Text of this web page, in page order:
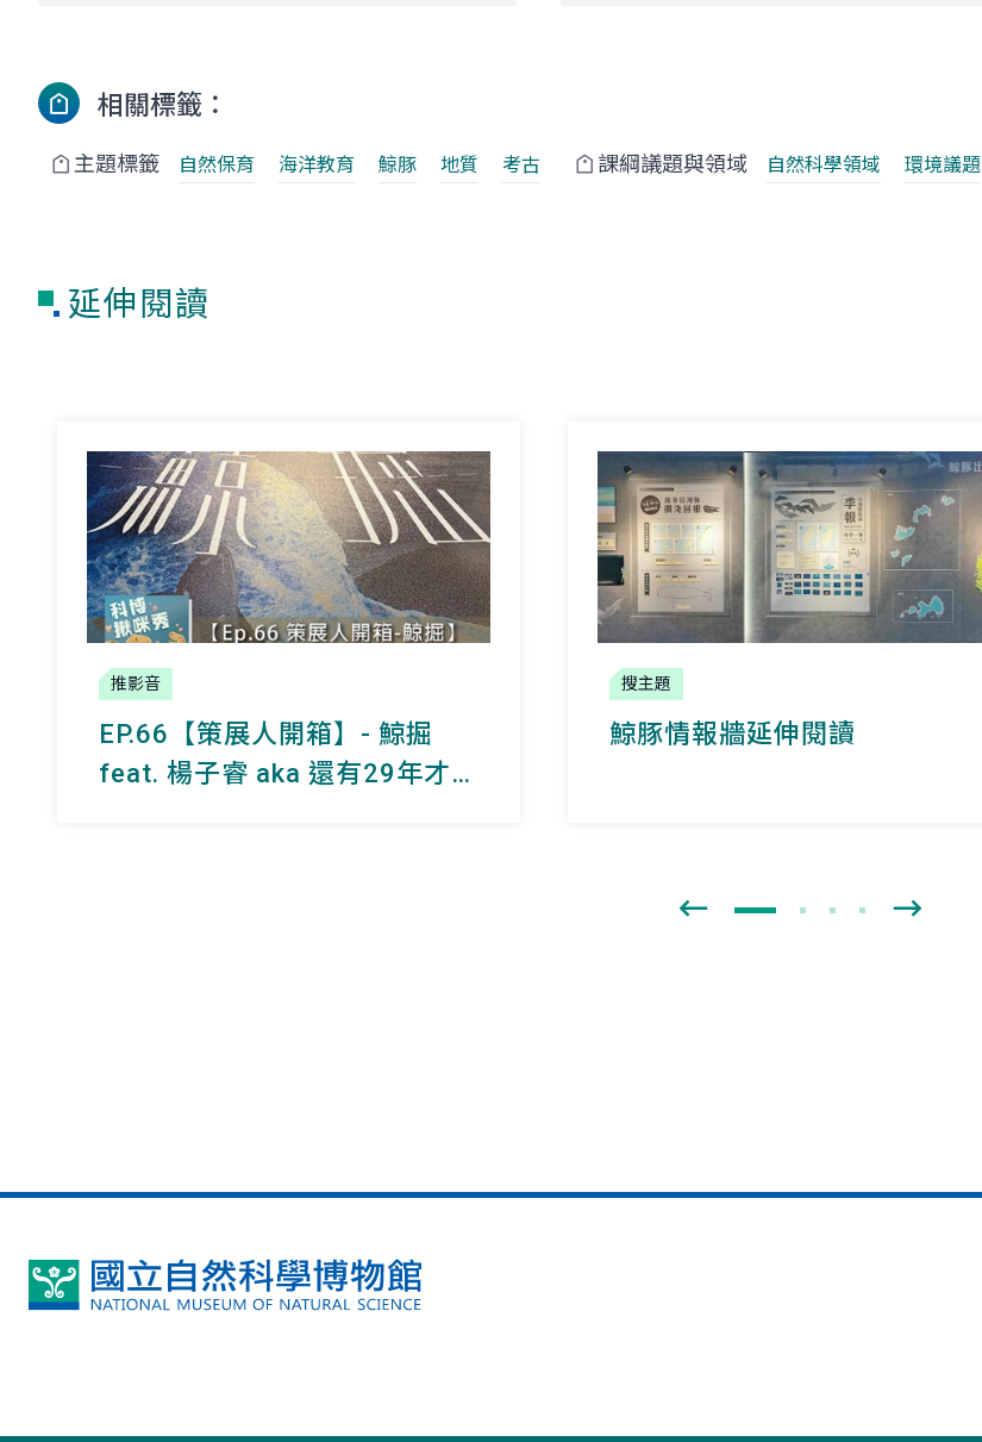
相關標籤：
主題標籤 自然保育 海洋教育 鯨豚 地質 考古 課綱議題與領域 自然科學領域 環境議題
延伸閱讀
推影音
EP.66【策展人開箱】- 鯨掘
feat. 楊子睿 aka 還有29年才退
搜主題
鯨豚情報牆延伸閱讀
國